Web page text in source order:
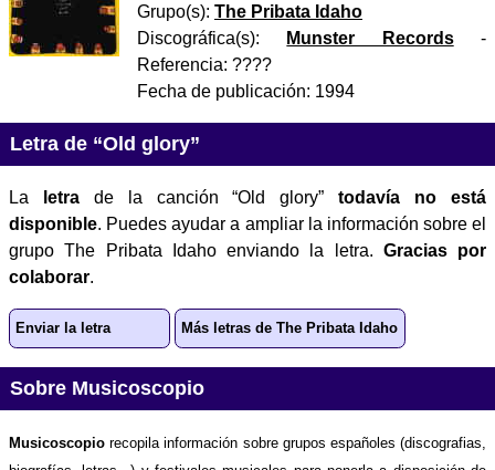
Grupo(s): The Pribata Idaho
Discográfica(s):
Munster Records-
Referencia: ????
Fecha de publicación: 1994
Letra de “Old glory”
La letrade la canción “Old glory”todavía no está
disponible. Puedes ayudar a ampliar la información sobre el
grupo The Pribata Idaho enviando la letra. Gracias por
colaborar.
Enviar la letra Más letras de The Pribata Idaho
Sobre Musicoscopio
Musicoscopio recopila información sobre grupos españoles (discografias,